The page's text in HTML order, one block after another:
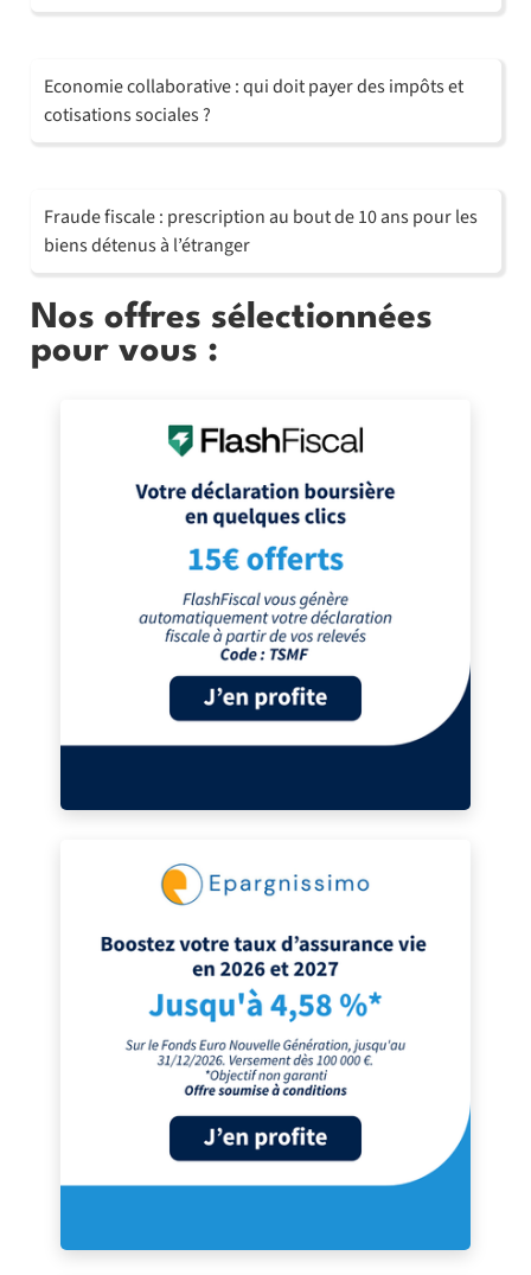
Economie collaborative : qui doit payer des impôts et
cotisations sociales ?
Fraude fiscale : prescription au bout de 10 ans pour les
biens détenus à l’étranger
Nos offres sélectionnées
pour vous :